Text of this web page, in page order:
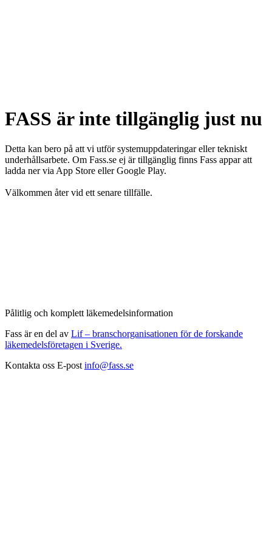
FASS är inte tillgänglig just nu
Detta kan bero på att vi utför systemuppdateringar eller tekniskt
underhållsarbete. Om Fass.se ej är tillgänglig finns Fass appar att
ladda ner via App Store eller Google Play.
Välkommen åter vid ett senare tillfälle.
Pålitlig och komplett läkemedelsinformation
Fass är en del av Lif – branschorganisationen för de forskande
läkemedelsföretagen i Sverige.
Kontakta oss E-post info@fass.se